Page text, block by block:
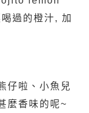
過的橙汁, 加
仔啦、小魚兒
麼香味的呢~